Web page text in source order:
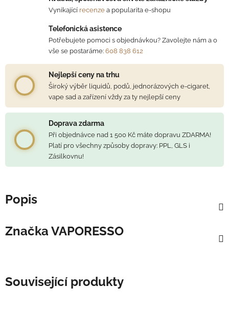
Vynikající recenze a popularita e-shopu
Telefonická asistence
Potřebujete pomoci s objednávkou? Zavolejte nám a o
vše se postaráme: 608 838 612
Nejlepší ceny na trhu
Široký výběr liquidů, podů, jednorázových e-cigaret,
vape sad a zařízení vždy za ty nejlepší ceny
Doprava zdarma
Při objednávce nad 1 500 Kč máte dopravu ZDARMA!
Platí pro všechny způsoby dopravy: PPL, GLS i
Zásilkovnu!
Popis
Značka VAPORESSO
Související produkty